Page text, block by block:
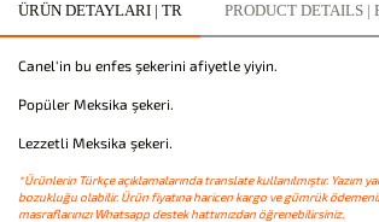
ÜRÜN DETAYLARI | TR PRODUCT DETAILS |
Canel'in bu enfes şekerini afiyetle yiyin.
Popüler Meksika şekeri.
Lezzetli Meksika şekeri.
*Ürünlerin Türkçe açıklamalarında translate kullanılmıştır. Yazım
bozukluğu olabilir. Ürün fiyatına haricen kargo ve gümrük
masraflarınızı Whatsapp destek hattımızdan öğrenebilirsiniz.